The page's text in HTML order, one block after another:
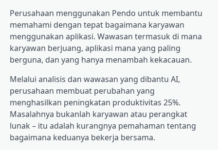
Perusahaan menggunakan Pendo untuk membantu
memahami dengan tepat bagaimana karyawan
menggunakan aplikasi. Wawasan termasuk di mana
karyawan berjuang, aplikasi mana yang paling
berguna, dan yang hanya menambah kekacauan.
Melalui analisis dan wawasan yang dibantu AI,
perusahaan membuat perubahan yang
menghasilkan peningkatan produktivitas 25%.
Masalahnya bukanlah karyawan atau perangkat
lunak – itu adalah kurangnya pemahaman tentang
bagaimana keduanya bekerja bersama.